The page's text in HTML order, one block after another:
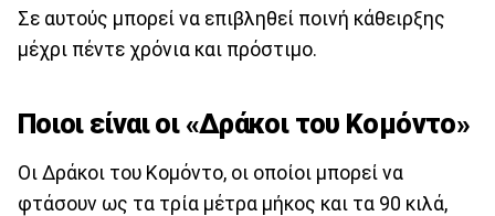
Σε αυτούς μπορεί να επιβληθεί ποινή κάθειρξης
μέχρι πέντε χρόνια και πρόστιμο.
Ποιοι είναι οι «Δράκοι του Κομόντο»
Οι Δράκοι του Κομόντο, οι οποίοι μπορεί να
φτάσουν ως τα τρία μέτρα μήκος και τα 90 κιλά,